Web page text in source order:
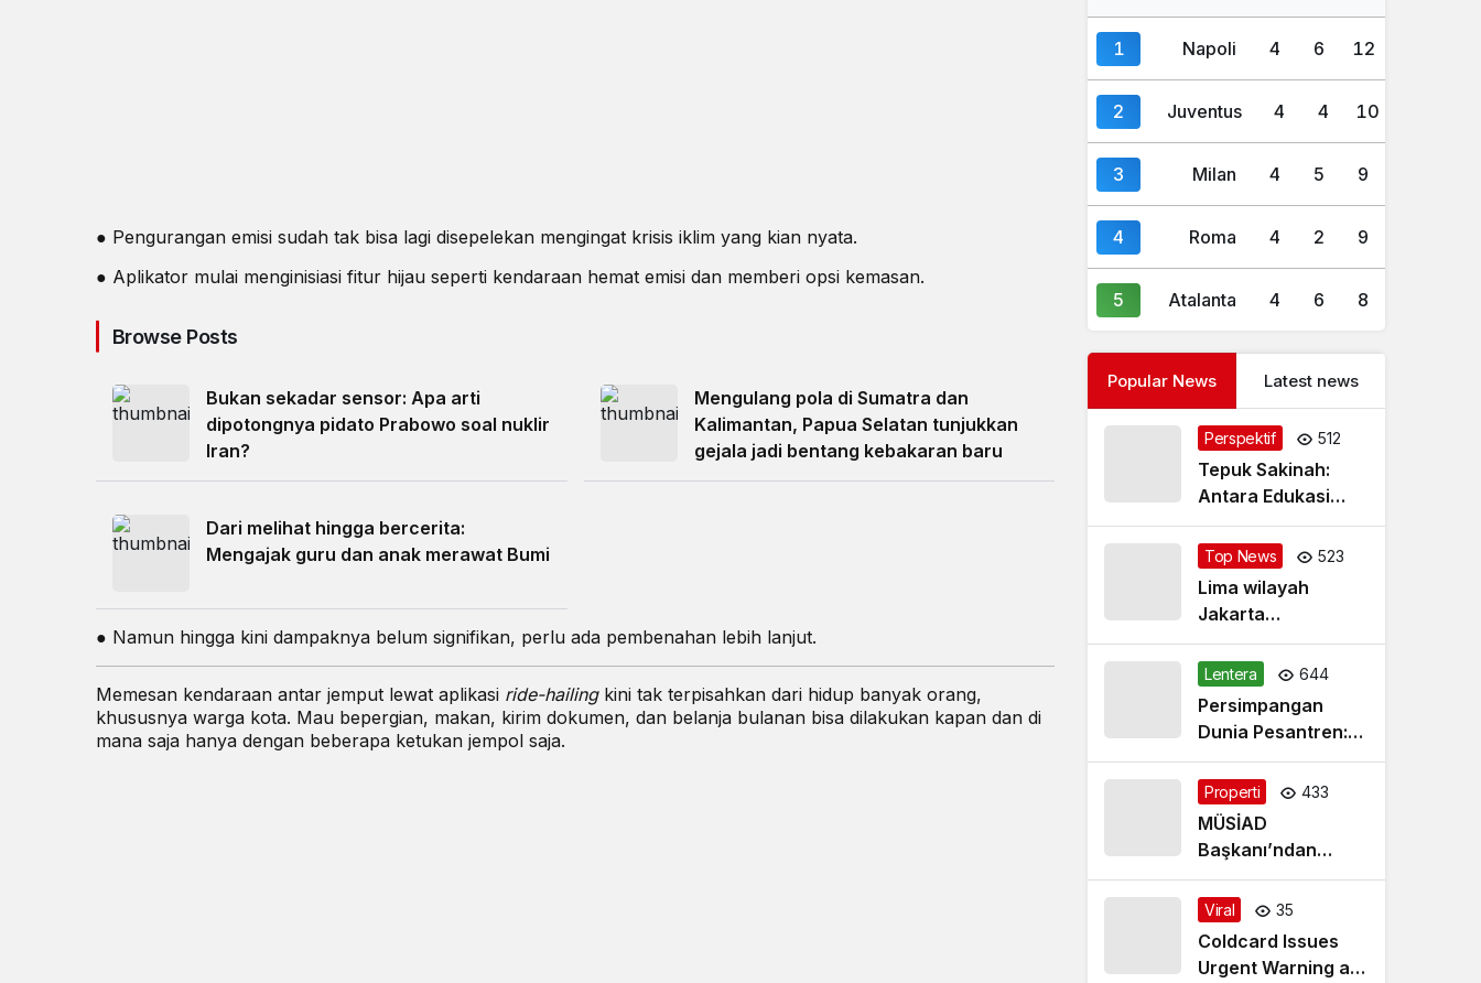
● Pengurangan emisi sudah tak bisa lagi disepelekan mengingat krisis iklim yang kian nyata.
● Aplikator mulai menginisiasi fitur hijau seperti kendaraan hemat emisi dan memberi opsi kemasan.
Browse Posts
Bukan sekadar sensor: Apa arti
dipotongnya pidato Prabowo soal nuklir
Iran?
Mengulang pola di Sumatra dan
Kalimantan, Papua Selatan tunjukkan
gejala jadi bentang kebakaran baru
Dari melihat hingga bercerita:
Mengajak guru dan anak merawat Bumi
● Namun hingga kini dampaknya belum signifikan, perlu ada pembenahan lebih lanjut.
Memesan kendaraan antar jemput lewat aplikasi ride-hailingkini tak terpisahkan dari hidup banyak orang,
khususnya warga kota. Mau bepergian, makan, kirim dokumen, dan belanja bulanan bisa dilakukan kapan dan di
mana saja hanya dengan beberapa ketukan jempol saja.
1 Napoli 4 6 12
2 Juventus 4 4 10
3 Milan 4 5 9
4 Roma 4 2 9
5 Atalanta 4 6 8
Popular News Latest news
Perspektif 512
Tepuk Sakinah:
Antara Edukasi
Nilai dan
Simplifikasi
Masalah
Top News 523
Lima wilayah
Jakarta
diprakirakan cerah
Jumat pagi
Lentera 644
Persimpangan
Dunia Pesantren:
Romantisme,
Realitas dan
Harapan Baru
Properti 433
MÜSİAD
Başkanı’ndan
reformlara destek
çağrısı
Viral 35
Coldcard Issues
Urgent Warning as